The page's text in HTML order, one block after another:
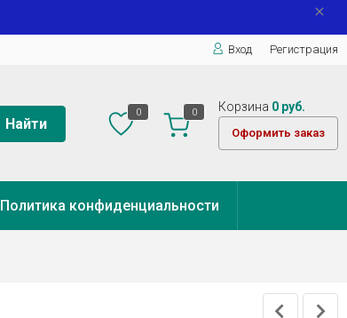
Вход Регистрация
Найти
0 0 Корзина 0 руб.
Оформить заказ
Политика конфиденциальности